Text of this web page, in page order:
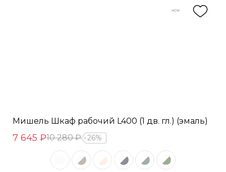
Мишель Шкаф рабочий L400 (1 дв. гл.) (эмаль)
7 645 ₽10 280 ₽ 26%